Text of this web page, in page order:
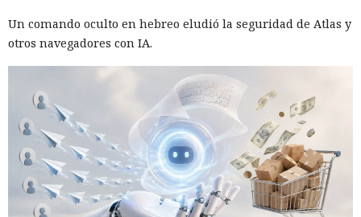
Un comando oculto en hebreo eludió la seguridad de Atlas y
otros navegadores con IA.